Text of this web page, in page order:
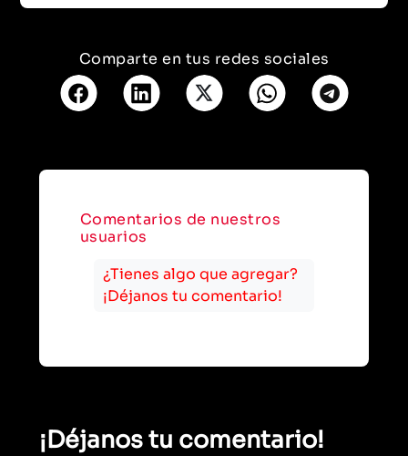
Comparte en tus redes sociales
Comentarios de nuestros
usuarios
¿Tienes algo que agregar?
¡Déjanos tu comentario!
¡Déjanos tu comentario!